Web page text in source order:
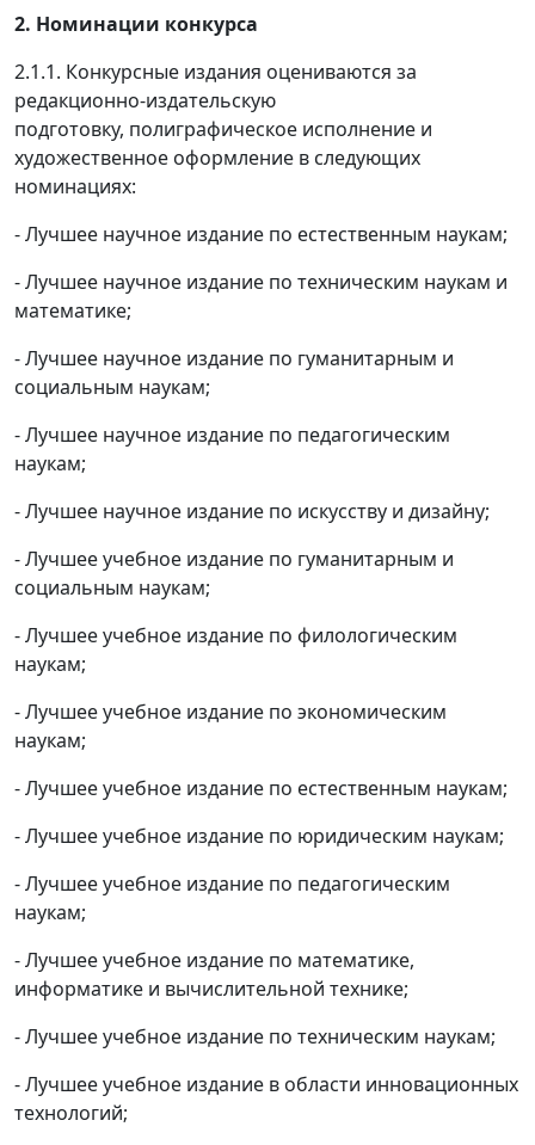
2. Номинации конкурса
2.1.1. Конкурсные издания оцениваются за
редакционно-издательскую
подготовку, полиграфическое исполнение и
художественное оформление в следующих
номинациях:
- Лучшее научное издание по естественным наукам;
- Лучшее научное издание по техническим наукам и
математике;
- Лучшее научное издание по гуманитарным и
социальным наукам;
- Лучшее научное издание по педагогическим
наукам;
- Лучшее научное издание по искусству и дизайну;
- Лучшее учебное издание по гуманитарным и
социальным наукам;
- Лучшее учебное издание по филологическим
наукам;
- Лучшее учебное издание по экономическим
наукам;
- Лучшее учебное издание по естественным наукам;
- Лучшее учебное издание по юридическим наукам;
- Лучшее учебное издание по педагогическим
наукам;
- Лучшее учебное издание по математике,
информатике и вычислительной технике;
- Лучшее учебное издание по техническим наукам;
- Лучшее учебное издание в области инновационных
технологий;